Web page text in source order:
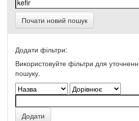
Почати новий пошук
Додати фільтри:
Використовуйте фільтри для
пошуку.